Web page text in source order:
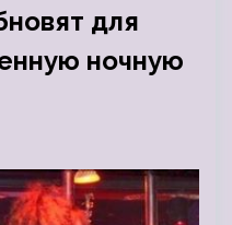
для
ночную